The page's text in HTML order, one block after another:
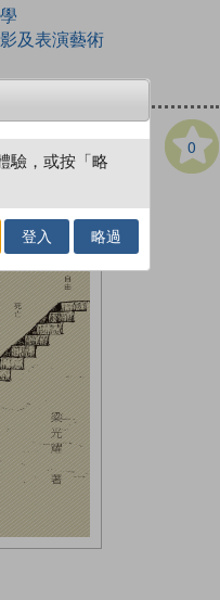
及表演藝術
0
驗，或按「略
登入 略過